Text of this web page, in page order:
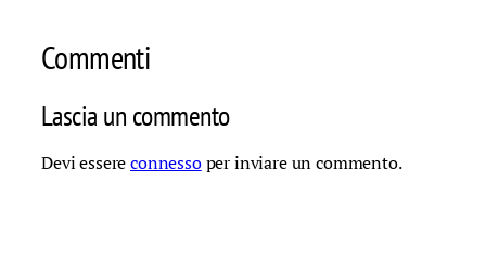
Commenti
Lascia un commento
Devi essereconnessoper inviare un commento.